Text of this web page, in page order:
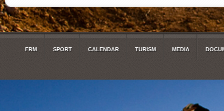
FRM SPORT CALENDAR TURISM MEDIA